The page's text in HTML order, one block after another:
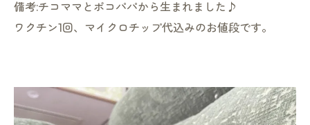
備考:チコママとポコパパから生まれました♪
ワクチン1回、マイクロチップ代込みのお値段です。